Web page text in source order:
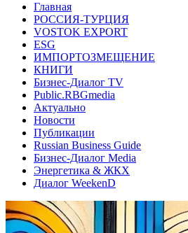
Главная
РОССИЯ-ТУРЦИЯ
VOSTOK EXPORT
ESG
ИМПОРТОЗМЕЩЕНИЕ
КНИГИ
Бизнес-Диалог TV
Public.RBGmedia
Актуально
Новости
Публикации
Russian Business Guide
Бизнес-Диалог Media
Энергетика & ЖКХ
Диалог WeekenD